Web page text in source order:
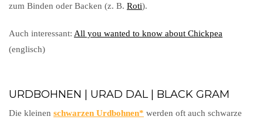
zum Binden oder Backen (z. B. Roti).
Auch interessant: All you wanted to know about Chickpea
(englisch)
URDBOHNEN | URAD DAL | BLACK GRAM
Die kleinen schwarzen Urdbohnen
werden oft auch schwarze